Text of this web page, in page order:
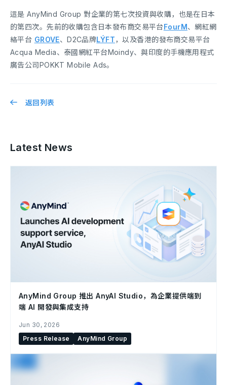
這是 AnyMind Group 對企業的第七次投資與收購，也是在日本
的第四次。先前的收購包含日本發布商交易平台FourM、網紅網
絡平台 GROVE、D2C品牌LÝFT，以及香港的發布商交易平台
Acqua Media、泰國網紅平台Moindy、與印度的手機應用程式
廣告公司POKKT Mobile Ads。
返回列表
Latest News
AnyMind Group 推出 AnyAI Studio，為企業提供端到
端 AI 開發與集成支持
Jun 30, 2026
Press Release
AnyMind Group